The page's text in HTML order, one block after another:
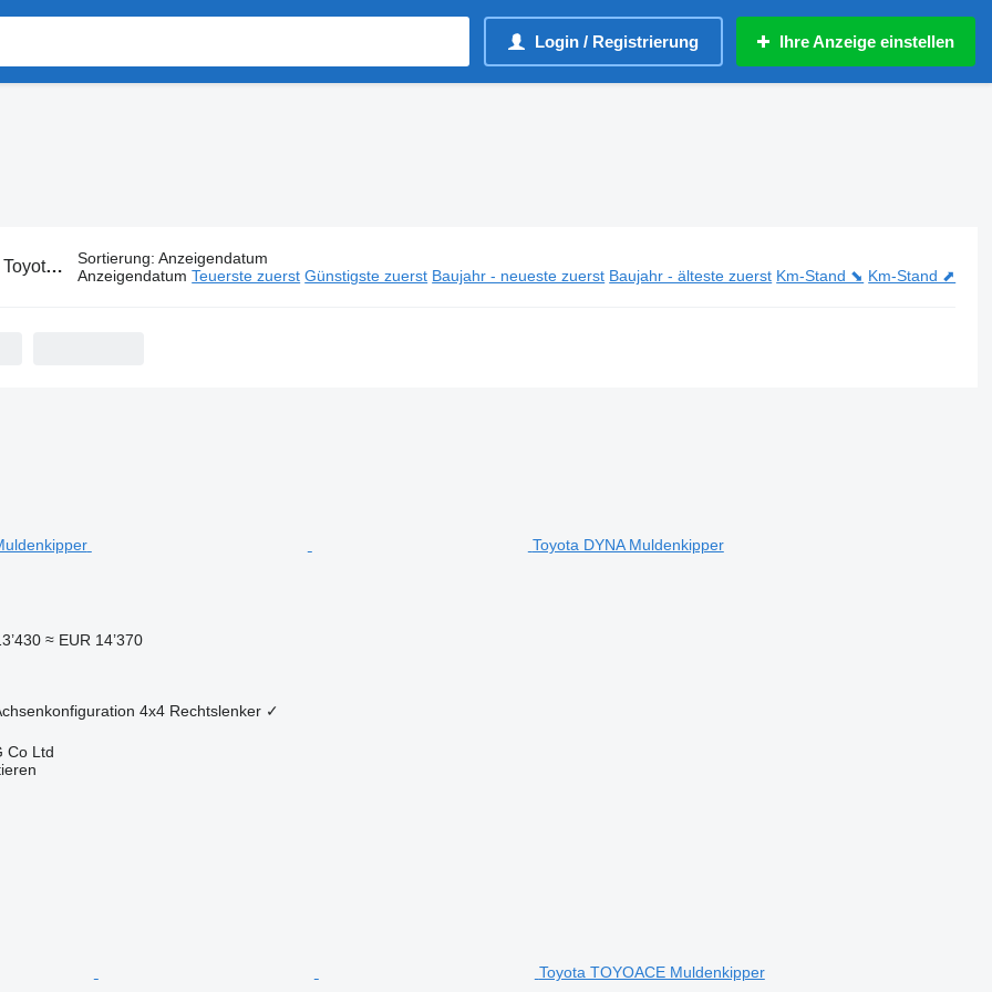
Login / Registrierung Ihre Anzeige einstellen
Toyota Muldenkipper Sortierung: Anzeigendatum
Anzeigendatum Teuerste zuerst Günstigste zuerst Baujahr - neueste zuerst Baujahr - älteste zuerst Km-Stand ⬊ Km-Stand ⬈
Toyota DYNA Muldenkipper
≈ EUR 14’370
4x4 Rechtslenker ✓
Co Ltd
Toyota TOYOACE Muldenkipper